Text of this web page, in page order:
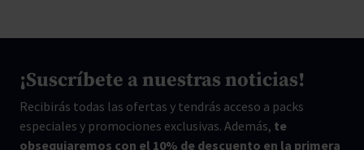
¡Suscríbete a nuestras noticias!
Recibirás todas las ofertas y tendrás acceso a packs
especiales y promociones exclusivas. Además, te
obsequiaremos con el 10% de descuento en la primera